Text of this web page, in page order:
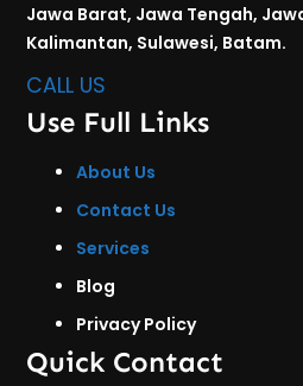
Jawa Barat, Jawa Tengah,
Kalimantan, Sulawesi, Batam.
CALL US
Use Full Links
About Us
Contact Us
Services
Blog
Privacy Policy
Quick Contact